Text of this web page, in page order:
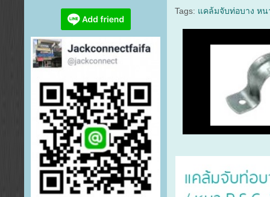
Tags: แคล้มจับท่อบาง ห